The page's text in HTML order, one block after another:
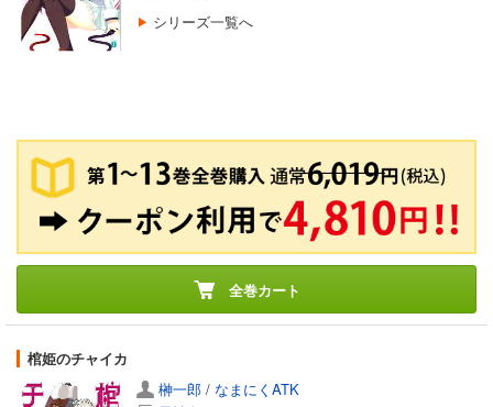
シリーズ一覧へ
全巻カート
棺姫のチャイカ
榊一郎 / なまにくATK